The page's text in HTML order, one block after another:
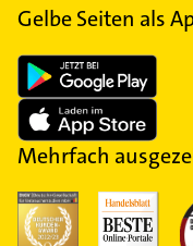
Gelbe Seiten als
Mehrfach